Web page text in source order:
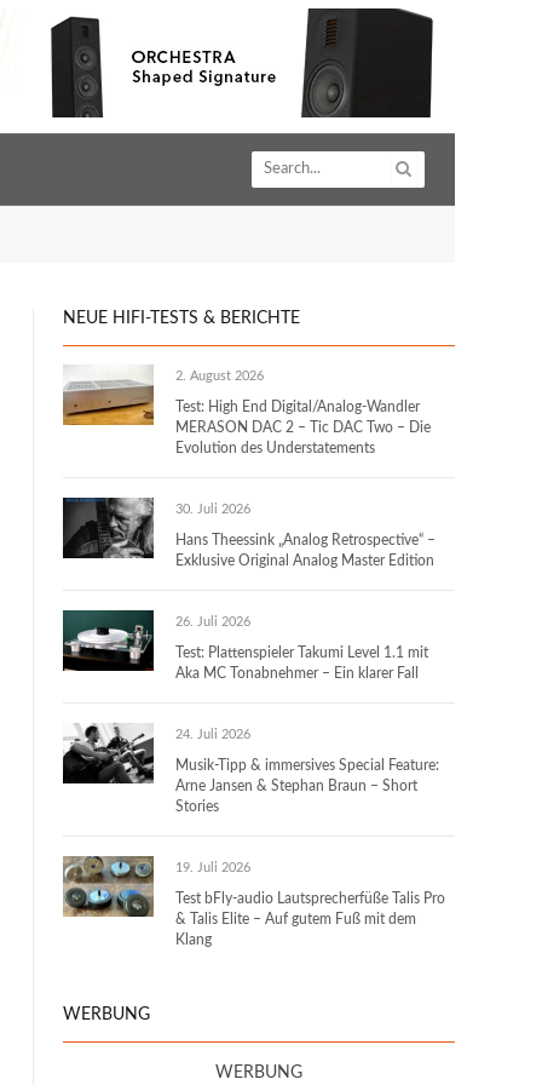
NEUE HIFI-TESTS & BERICHTE
2. August 2026
Test: High End Digital/Analog-Wandler
MERASON DAC 2 – Tic DAC Two – Die
Evolution des Understatements
30. Juli 2026
Hans Theessink „Analog Retrospective“ –
Exklusive Original Analog Master Edition
26. Juli 2026
Test: Plattenspieler Takumi Level 1.1 mit
Aka MC Tonabnehmer – Ein klarer Fall
24. Juli 2026
Musik-Tipp & immersives Special Feature:
Arne Jansen & Stephan Braun – Short
Stories
19. Juli 2026
Test bFly-audio Lautsprecherfüße Talis Pro
& Talis Elite – Auf gutem Fuß mit dem
Klang
WERBUNG
WERBUNG